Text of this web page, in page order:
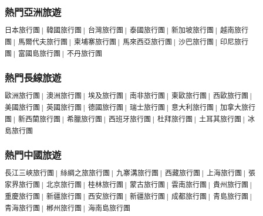
熱門亞洲旅遊
日本旅行團 | 韓國旅行團 | 台灣旅行團 | 泰國旅行團 | 新加坡旅行團 | 越南旅行
團 | 馬爾代夫旅行團 | 柬埔寨旅行團 | 馬來西亞旅行團 | 沙巴旅行團 | 印尼旅行
團 | 富國島旅行團 | 不丹旅行團
熱門長線旅遊
歐洲旅行團 | 澳洲旅行團 | 埃及旅行團 | 南非旅行團 | 東歐旅行團 | 西歐旅行團 |
美國旅行團 | 英國旅行團 | 德國旅行團 | 瑞士旅行團 | 意大利旅行團 | 加拿大旅行
團 | 新西蘭旅行團 | 希臘旅行團 | 西班牙旅行團 | 杜拜旅行團 | 土耳其旅行團 | 冰
島旅行團
熱門中國旅遊
長江三峽旅行團 | 絲綢之旅旅行團 | 九寨溝旅行團 | 西藏旅行團 | 上海旅行團 | 張
家界旅行團 | 北京旅行團 | 桂林旅行團 | 蒙古旅行團 | 雲南旅行團 | 貴州旅行團 |
重慶旅行團 | 新疆旅行團 | 西安旅行團 | 新疆旅行團 | 成都旅行團 | 青島旅行團 |
青海旅行團 | 郴州旅行團 | 海南島旅行團